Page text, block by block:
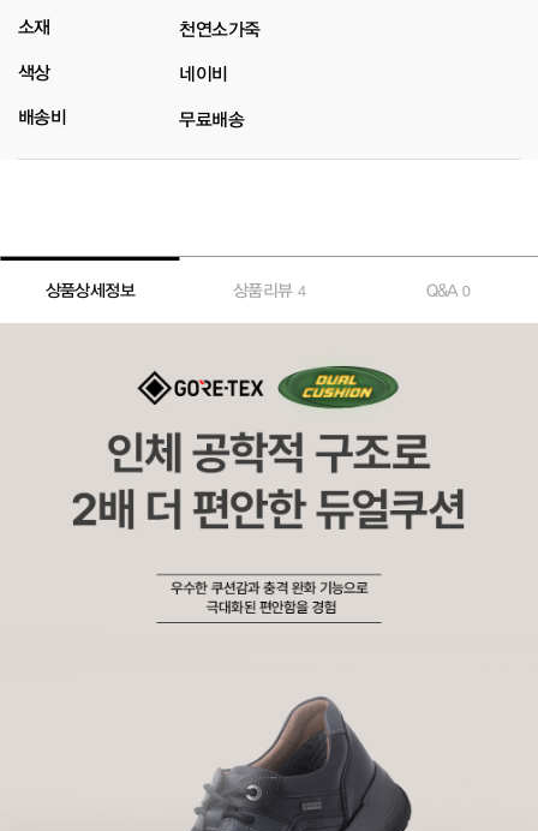
소재 천연소가죽
색상 네이비
배송비 무료배송
상품상세정보 상품리뷰 4 Q&A0